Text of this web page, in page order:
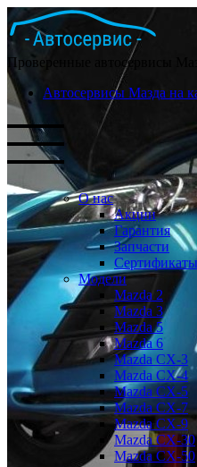
Проверенные автосервисы
Автосервисы Мазда на
О нас
Акции
Гарантия
Запчасти
Сертификаты
Модели
Mazda 2
Mazda 3
Mazda 5
Mazda 6
Mazda СХ-3
Mazda СХ-4
Mazda СХ-5
Mazda CX-7
Mazda CX-9
Mazda CX-30
Mazda СХ-50